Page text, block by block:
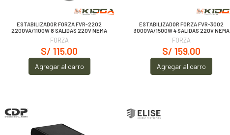
ESTABILIZADOR FORZA FVR-2202
2200VA/1100W 8 SALIDAS 220V NEMA
FORZA
S/ 115.00
Agregar al carro
ESTABILIZADOR FORZA FVR-3002
3000VA/1500W 4 SALIDAS 220V NEMA
FORZA
S/ 159.00
Agregar al carro